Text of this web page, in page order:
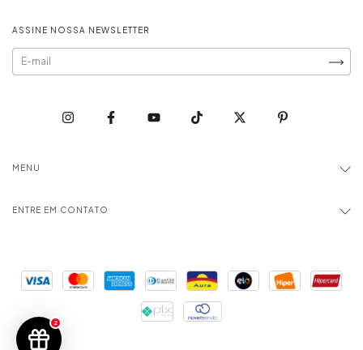
2
ASSINE NOSSA NEWSLETTER
MENU
ENTRE EM CONTATO